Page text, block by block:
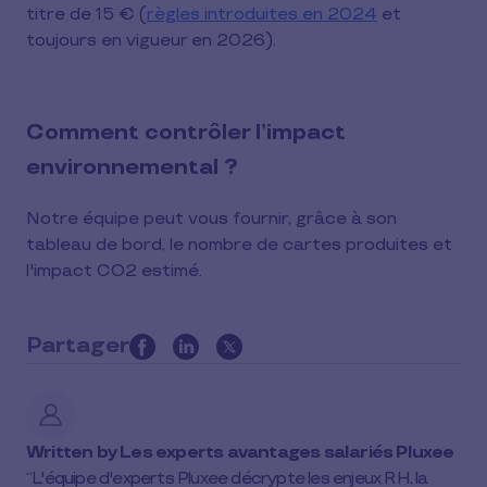
titre de 15 € (règles introduites en 2024 et
toujours en vigueur en 2026).
Comment contrôler l’impact
environnemental ?
Notre équipe peut vous fournir, grâce à son
tableau de bord, le nombre de cartes produites et
l'impact CO2 estimé.
Partager
this
on
social
Written byLes experts avantages salariés Pluxee
L'équipe d'experts Pluxee décrypte les enjeux RH, la